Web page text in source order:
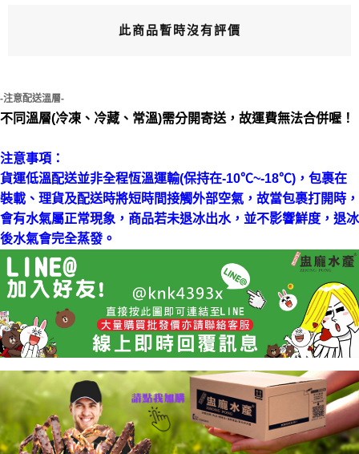
此商品暫時沒有評價
-注意配送溫層-
不同溫層(冷凍、冷藏、常溫)需分開寄送，故運費無法合併喔！
注意事項：
貨運低溫配送並非全程恆溫運輸(保持在-10℃~-18℃)，包裹在
裝載、理貨及配送時將短時間接觸外部空氣，故當包裹打開時，
會有水氣屬正常現象，商品若未退冰出水，並不影響鮮度，退冰
後水氣會完全蒸發。